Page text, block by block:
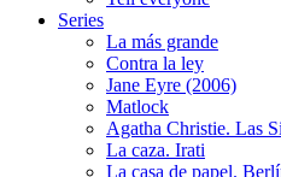
Series
La más grande
Contra la ley
Jane Eyre (2006)
Matlock
Agatha Christie. Las
La caza. Irati
La casa de papel.